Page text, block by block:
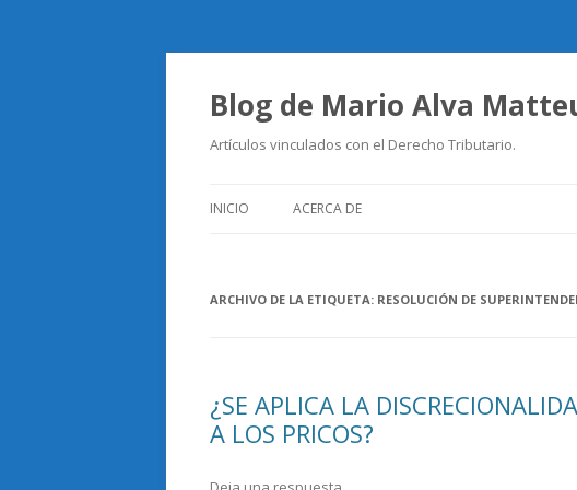
Blog de Mario Alva
Artículos vinculados con el Derecho Tributario.
INICIO ACERCA DE
ARCHIVO DE LA ETIQUETA: RESOLUCIÓN DE
¿SE APLICA LA
A LOS PRICOS?